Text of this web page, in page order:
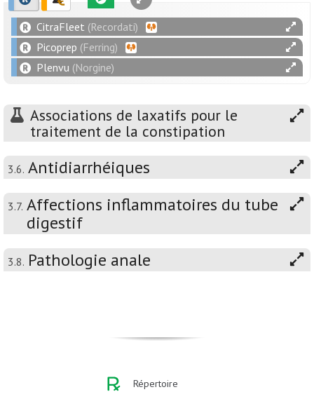
CitraFleet (Recordati)
Picoprep (Ferring)
Plenvu (Norgine)
Associations de laxatifs pour le
traitement de la constipation
3.6. Antidiarrhéiques
3.7. Affections inflammatoires du tube
digestif
3.8. Pathologie anale
Répertoire